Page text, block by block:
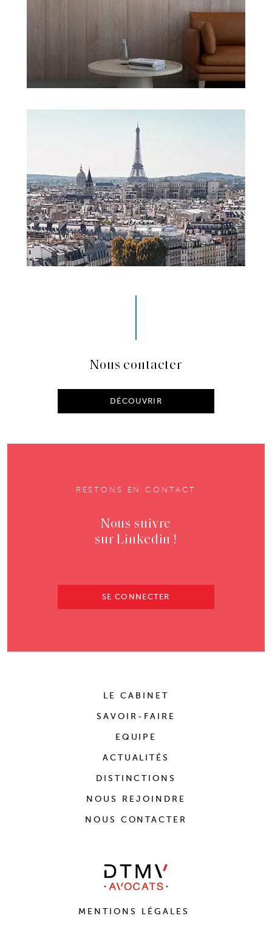
Nous contacter
DÉCOUVRIR
RESTONS EN CONTACT
Nous suivre
sur Linkedin !
SE CONNECTER
LE CABINET
SAVOIR-FAIRE
EQUIPE
ACTUALITÉS
DISTINCTIONS
NOUS REJOINDRE
NOUS CONTACTER
MENTIONS LÉGALES